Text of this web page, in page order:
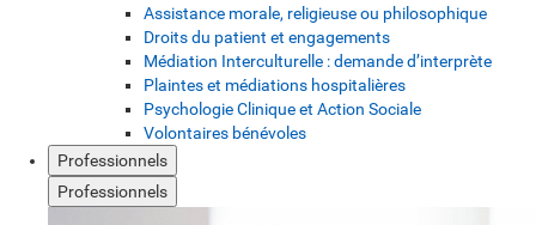
Assistance morale, religieuse ou philosophique
Droits du patient et engagements
Médiation Interculturelle : demande d’interprète
Plaintes et médiations hospitalières
Psychologie Clinique et Action Sociale
Volontaires bénévoles
Professionnels
Professionnels